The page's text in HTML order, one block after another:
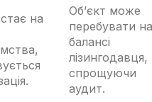
на
Об’єкт може
перебувати на
балансі
лізингодавця,
спрощуючи
аудит.